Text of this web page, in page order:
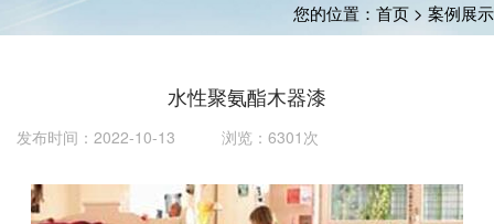
您的位置： 首页 > 案例展示
水性聚氨酯木器漆
发布时间：2022-10-13 浏览：6301次